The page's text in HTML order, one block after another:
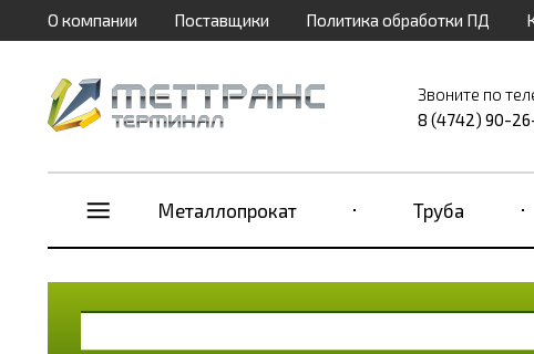
О компании Поставщики Политика обработки ПД
Звоните по
8 (4742) 90-
Металлопрокат Труба